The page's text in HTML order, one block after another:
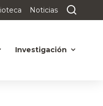
Noticias
Investigación